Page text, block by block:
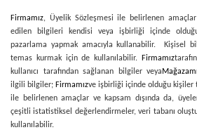
Firmamız, Üyelik Sözleşmesi ile belirlenen
edilen bilgileri kendisi veya işbirliği içinde
pazarlama yapmak amacıyla kullanabilir. Kişisel
temas kurmak için de kullanılabilir. Firmamız
kullanıcı tarafından sağlanan bilgiler veya
ilgili bilgiler; Firmamızve işbirliği içinde olduğu kişiler
ile belirlenen amaçlar ve kapsam dışında da,
çeşitli istatistiksel değerlendirmeler, veri tabanı
kullanılabilir.